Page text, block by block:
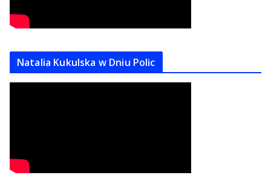
Natalia Kukulska w Dniu Polic